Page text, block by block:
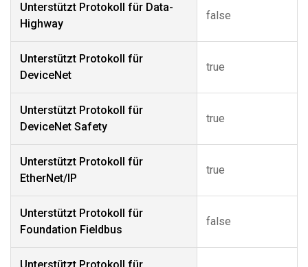
Unterstützt Protokoll für Data-
Highway
false
Unterstützt Protokoll für
DeviceNet
true
Unterstützt Protokoll für
DeviceNet Safety
true
Unterstützt Protokoll für
EtherNet/IP
true
Unterstützt Protokoll für
Foundation Fieldbus
false